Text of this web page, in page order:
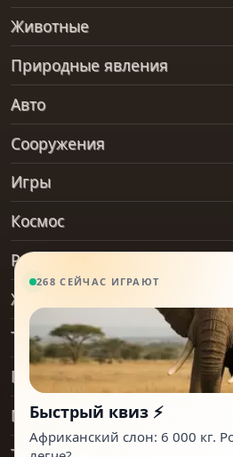
Животные
Природные явления
Авто
Сооружения
Игры
Космос
Рельеф и геология
Хобби
Транспорт
Предметы
Места